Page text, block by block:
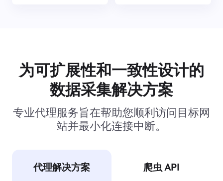
为可扩展性和一致性设计的
数据采集解决方案
专业代理服务旨在帮助您顺利访问目标网
站并最小化连接中断。
代理解决方案 爬虫 API